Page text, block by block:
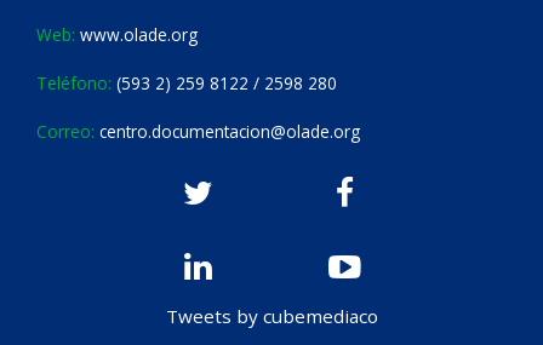
Web: www.olade.org
Teléfono: (593 2) 259 8122 / 2598 280
Correo: centro.documentacion@olade.org
Tweets by cubemediaco